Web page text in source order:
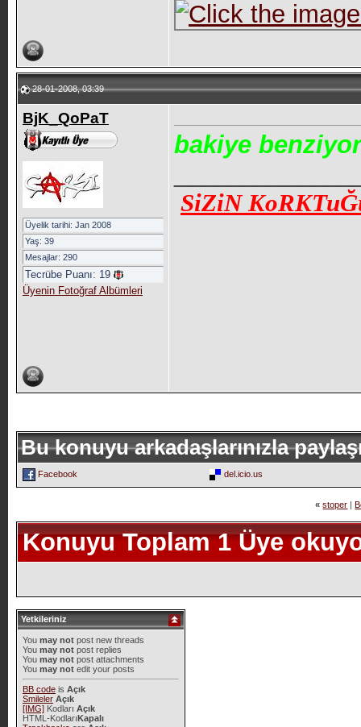
28-01-2008, 03:39
BjK_QoPaT
Üyelik tarihi: Jan 2008
Yaş: 39
Mesajlar: 290
Tecrübe Puanı: 19
Üyenin Fotoğraf Albümleri
bakiye
SiZiN
Bu konuyu arkadaşlarınızla
Facebook del.icio.us
« stoper |
Konuyu Toplam 1 Üye
Yetkileriniz
You may notpost new threads
You may notpost replies
You may notpost attachments
You may notedit your posts
BB codeis Açık
Smileler Açık
[IMG]Kodları Açık
HTML-KodlarıKapalı